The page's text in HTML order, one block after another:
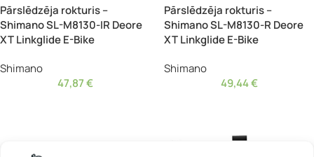
Pārslēdzēja rokturis –
Shimano SL-M8130-IR Deore
XT Linkglide E-Bike
Shimano
47,87€
Pārslēdzēja rokturis –
Shimano SL-M8130-R Deore
XT Linkglide E-Bike
Shimano
49,44€